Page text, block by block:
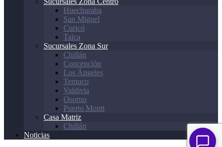
Huechuraba
San Miguel
Curicó
Talca
Sucursales Zona Sur
Chillán
Concepción
Los Ángeles
Temuco
Valdivia
Osorno
Puerto Montt
Casa Matriz
Chillán
Noticias